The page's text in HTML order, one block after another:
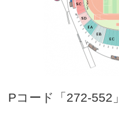
Pコード「272-552」